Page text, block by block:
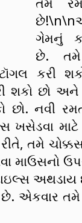
ગેમનું
છે. તમે
કરી
છો અને
નવી
માટે
તમે
માઉસનો
અથડાય
એકવાર તમે